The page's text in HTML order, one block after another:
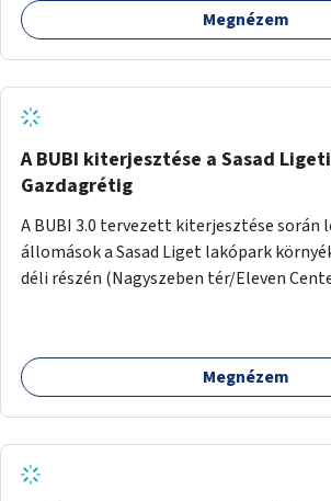
barátságosabbá és zöldebbé lehetne
Megnézem
A BUBI kiterjesztése a Sasad
Gazdagrétig
A BUBI 3.0 tervezett kiterjesztése során
állomások a Sasad Liget lakópark
déli részén (Nagyszeben tér/Eleven
Megnézem